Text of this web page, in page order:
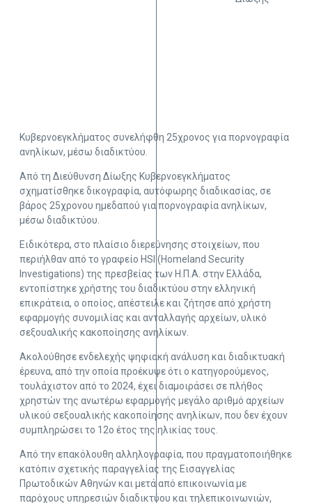
Κυβερνοεγκλήματος συνελήφθη 25χρονος για πορνογραφία
ανηλίκων, μέσω διαδικτύου.
Από τη Διεύθυνση Δίωξης Κυβερνοεγκλήματος
σχηματίσθηκε δικογραφία, αυτόφωρης διαδικασίας, σε
βάρος 25χρονου ημεδαπού για πορνογραφία ανηλίκων,
μέσω διαδικτύου.
Ειδικότερα, στο πλαίσιο διερεύνησης στοιχείων, που
περιήλθαν από το γραφείο HSI (Homeland Security
Investigations) της πρεσβείας των Η.Π.Α. στην Ελλάδα,
εντοπίστηκε χρήστης του διαδικτύου στην ελληνική
επικράτεια, ο οποίος, απέστειλε και ζήτησε από χρήστη
εφαρμογής συνομιλίας και ανταλλαγής αρχείων, υλικό
σεξουαλικής κακοποίησης ανηλίκων.
Ακολούθησε ενδελεχής ψηφιακή ανάλυση και διαδικτυακή
έρευνα, από την οποία προέκυψε ότι ο κατηγορούμενος,
τουλάχιστον από το 2024, έχει διαμοιράσει σε πλήθος
χρηστών της ανωτέρω εφαρμογής μεγάλο αριθμό αρχείων
υλικού σεξουαλικής κακοποίησης ανηλίκων, που δεν έχουν
συμπληρώσει το 12ο έτος της ηλικίας τους.
Από την επακόλουθη αλληλογραφία, που πραγματοποιήθηκε
κατόπιν σχετικής παραγγελίας της Εισαγγελίας
Πρωτοδικών Αθηνών και μετά από επικοινωνία με
παρόχους υπηρεσιών διαδικτύου και τηλεπικοινωνιών,